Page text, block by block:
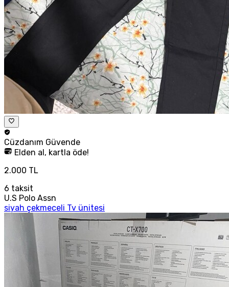
Cüzdanım Güvende
Elden al, kartla öde!
2.000 TL
6 taksit
U.S Polo Assn
siyah çekmeceli Tv ünitesi